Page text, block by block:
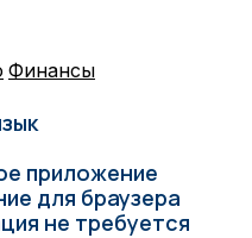
Финансы
приложение
для браузера
не требуется